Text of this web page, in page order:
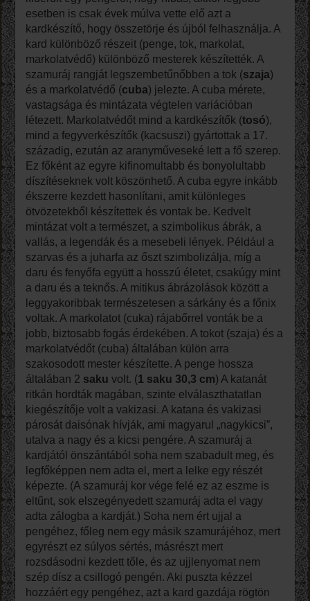
esetben is csak évek múlva vette elő azt a
kardkészítő, hogy összetörje és újból felhasználja. A
kard különböző részeit (penge, tok, markolat,
markolatvédő) különböző mesterek készítették. A
szamuráj rangját legszembetűnőbben a tok (szaja)
és a markolatvédő (cuba) jelezte. A cuba mérete,
vastagsága és mintázata végtelen variációban
létezett. Markolatvédőt mind a kardkészítők (tosó),
mind a fegyverkészítők (kacsuszi) gyártottak a 17.
századig, ezután az aranyműveseké lett a fő szerep.
Ez főként az egyre kifinomultabb és bonyolultabb
díszítéseknek volt köszönhető. A cuba egyre inkább
ékszerre kezdett hasonlítani, amit különleges
ötvözetekből készítettek és vontak be. Kedvelt
mintázat volt a természet, a szimbolikus ábrák, a
vallás, a legendák és a mesebeli lények. Például a
szarvas és a juharfa az őszt szimbolizálja, míg a
daru és fenyőfa együtt a hosszú életet, csakúgy mint
a daru és a teknős. A mitikus ábrázolások között a
leggyakoribbak természetesen a sárkány és a főnix
voltak. A markolatot (cuka) rájabőrrel vonták be a
jobb, biztosabb fogás érdekében. A tokot (szaja) és a
markolatvédőt (cuba) általában külön arra
szakosodott mester készítette. A penge hossza
általában 2 saku volt. (1 saku 30,3 cm) A katanát
ritkán hordták magában, szinte elválaszthatatlan
kiegészítője volt a vakizasi. A katana és vakizasi
párosát daisónak hívják, ami magyarul „nagykicsi”,
utalva a nagy és a kicsi pengére. A szamuráj a
kardjától önszántából soha nem szabadult meg, és
legfőképpen nem adta el, mert a lelke egy részét
képezte. (A szamuráj kor vége felé ez az eszme is
eltűnt, sok elszegényedett szamuráj adta el vagy
adta zálogba a kardját.) Soha nem ért ujjal a
pengéhez, főleg nem egy másik szamurájéhoz, mert
egyrészt ez súlyos sértés, másrészt mert
rozsdásodni kezdett tőle, és az ujjlenyomat nem
szép dísz a csillogó pengén. Aki puszta kézzel
hozzáért egy pengéhez, azt a kard gazdája rögtön